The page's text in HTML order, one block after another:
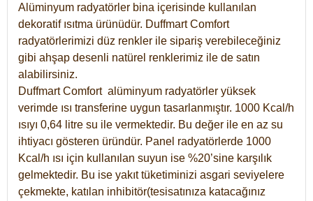
Alüminyum radyatörler bina içerisinde kullanılan
dekoratif ısıtma ürünüdür. Duffmart Comfort
radyatörlerimizi düz renkler ile sipariş verebileceğiniz
gibi ahşap desenli natürel renklerimiz ile de satın
alabilirsiniz.
Duffmart Comfort alüminyum radyatörler yüksek
verimde ısı transferine uygun tasarlanmıştır. 1000 Kcal/h
ısıyı 0,64 litre su ile vermektedir. Bu değer ile en az su
ihtiyacı gösteren üründür. Panel radyatörlerde 1000
Kcal/h ısı için kullanılan suyun ise %20’sine karşılık
gelmektedir. Bu ise yakıt tüketiminizi asgari seviyelere
çekmekte, katılan inhibitör(tesisatınıza katacağınız